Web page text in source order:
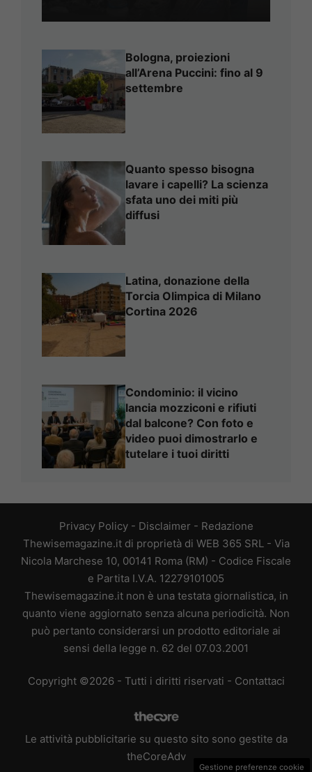
Bologna, proiezioni
all’Arena Puccini: fino al 9
settembre
Quanto spesso bisogna
lavare i capelli? La scienza
sfata uno dei miti più
diffusi
Latina, donazione della
Torcia Olimpica di Milano
Cortina 2026
Condominio: il vicino
lancia mozziconi e rifiuti
dal balcone? Con foto e
video puoi dimostrarlo e
tutelare i tuoi diritti
Privacy Policy- Disclaimer - Redazione
Thewisemagazine.it di proprietà di WEB 365 SRL - Via
Nicola Marchese 10, 00141 Roma (RM) - Codice Fiscale
e Partita I.V.A. 12279101005
Thewisemagazine.it non è una testata giornalistica, in
quanto viene aggiornato senza alcuna periodicità. Non
può pertanto considerarsi un prodotto editoriale ai
sensi della legge n. 62 del 07.03.2001
Copyright ©2026 - Tutti i diritti riservati - Contattaci
Le attività pubblicitarie su questo sito sono gestite da
theCoreAdv
Gestione preferenze cookie